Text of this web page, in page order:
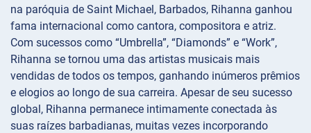
na paróquia de Saint Michael, Barbados, Rihanna ganhou
fama internacional como cantora, compositora e atriz.
Com sucessos como “Umbrella”, “Diamonds” e “Work”,
Rihanna se tornou uma das artistas musicais mais
vendidas de todos os tempos, ganhando inúmeros prêmios
e elogios ao longo de sua carreira. Apesar de seu sucesso
global, Rihanna permanece intimamente conectada às
suas raízes barbadianas, muitas vezes incorporando